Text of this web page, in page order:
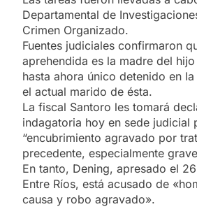
Departamental de
Crimen Organizado.
Fuentes judiciales confirmaron
aprehendida es la madre del
hasta ahora único detenido en
el actual marido de ésta.
La fiscal Santoro les tomará
indagatoria hoy en sede judicial
“encubrimiento agravado por
precedente, especialmente
En tanto, Dening, apresado el
Entre Ríos, está acusado de
causa y robo agravado».